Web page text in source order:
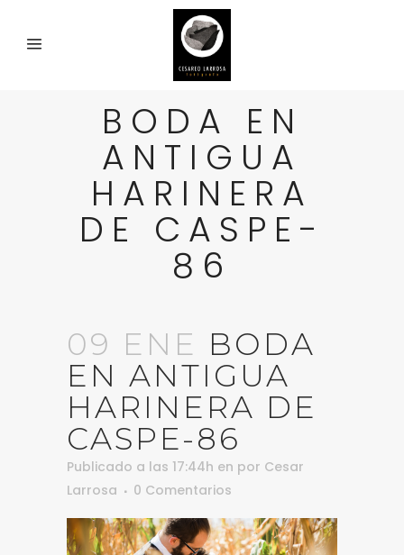
BODA EN
ANTIGUA
HARINERA
DE CASPE-
86
09 ENE BODA
EN ANTIGUA
HARINERA DE
CASPE-86
Publicado a las 17:44h en por Cesar
Larrosa
0 Comentarios